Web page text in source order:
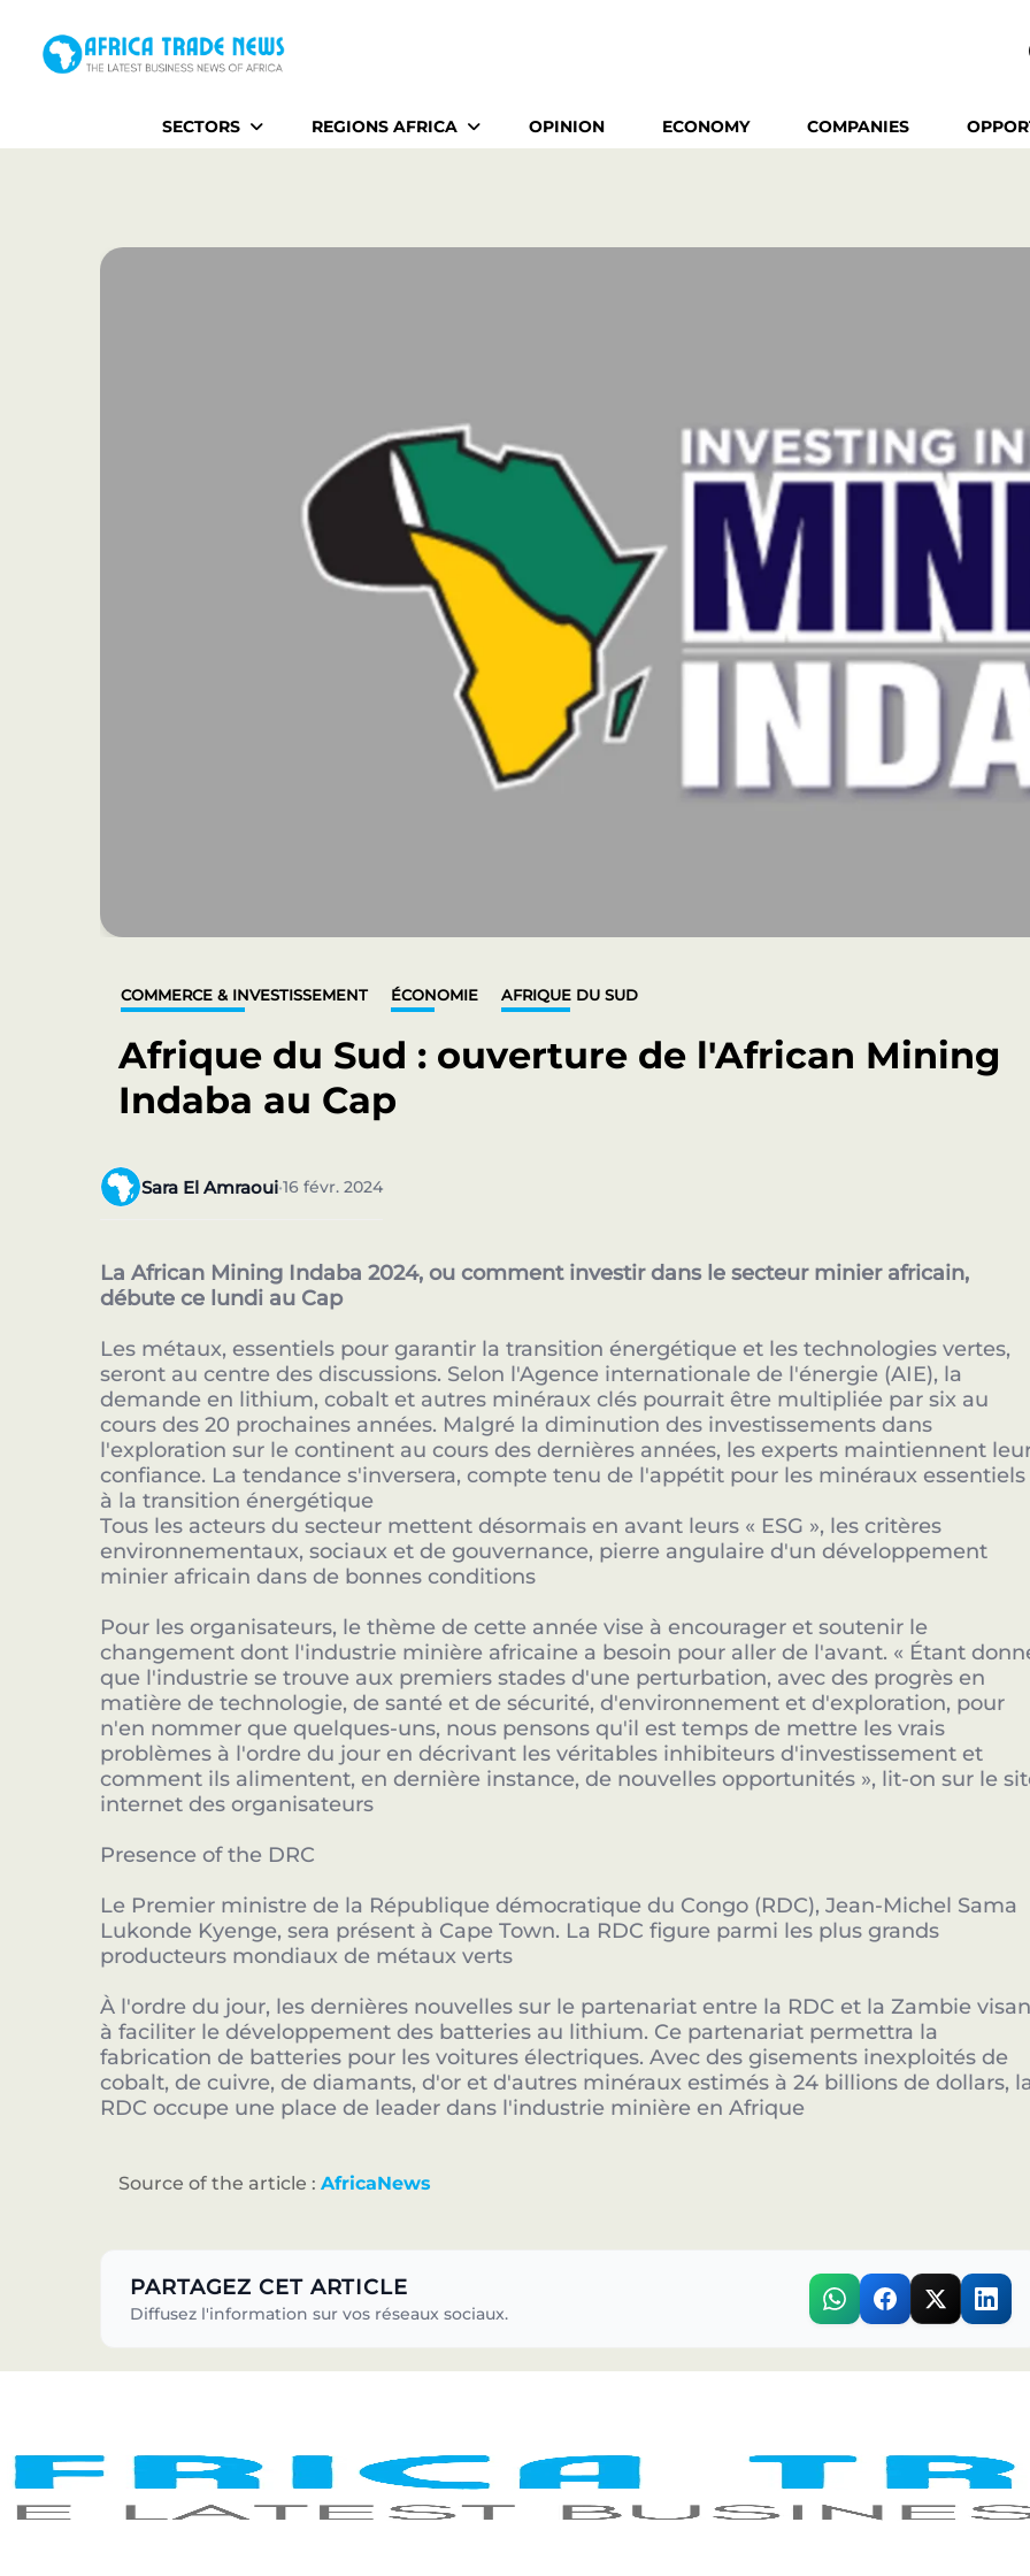
SECTORS REGIONS AFRICA OPINION ECONOMY COMPANIES
COMMERCE & INVESTISSEMENT ÉCONOMIE AFRIQUE DU SUD
Afrique du Sud : ouverture de l'African Mining
Indaba au Cap
Sara El Amraoui•16 févr. 2024
La African Mining Indaba 2024, ou comment investir dans le secteur minier africain,
débute ce lundi au Cap
Les métaux, essentiels pour garantir la transition énergétique et les technologies vertes,
seront au centre des discussions. Selon l'Agence internationale de l'énergie (AIE), la
demande en lithium, cobalt et autres minéraux clés pourrait être multipliée par six au
cours des 20 prochaines années. Malgré la diminution des investissements dans
l'exploration sur le continent au cours des dernières années, les experts maintiennent
confiance. La tendance s'inversera, compte tenu de l'appétit pour les minéraux essentiels
à la transition énergétique
Tous les acteurs du secteur mettent désormais en avant leurs « ESG », les critères
environnementaux, sociaux et de gouvernance, pierre angulaire d'un développement
minier africain dans de bonnes conditions
Pour les organisateurs, le thème de cette année vise à encourager et soutenir le
changement dont l'industrie minière africaine a besoin pour aller de l'avant. « Étant
que l'industrie se trouve aux premiers stades d'une perturbation, avec des progrès en
matière de technologie, de santé et de sécurité, d'environnement et d'exploration, pour
n'en nommer que quelques-uns, nous pensons qu'il est temps de mettre les vrais
problèmes à l'ordre du jour en décrivant les véritables inhibiteurs d'investissement et
comment ils alimentent, en dernière instance, de nouvelles opportunités », lit-on sur le
internet des organisateurs
Presence of the DRC
Le Premier ministre de la République démocratique du Congo (RDC), Jean-Michel Sama
Lukonde Kyenge, sera présent à Cape Town. La RDC figure parmi les plus grands
producteurs mondiaux de métaux verts
À l'ordre du jour, les dernières nouvelles sur le partenariat entre la RDC et la Zambie
à faciliter le développement des batteries au lithium. Ce partenariat permettra la
fabrication de batteries pour les voitures électriques. Avec des gisements inexploités de
cobalt, de cuivre, de diamants, d'or et d'autres minéraux estimés à 24 billions de dollars,
RDC occupe une place de leader dans l'industrie minière en Afrique
Source of the article :AfricaNews
PARTAGEZ CET ARTICLE
Diffusez l'information sur vos réseaux sociaux.